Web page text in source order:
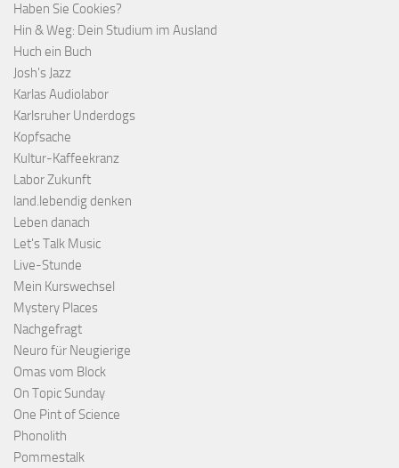
Haben Sie Cookies?
Hin & Weg: Dein Studium im Ausland
Huch ein Buch
Josh's Jazz
Karlas Audiolabor
Karlsruher Underdogs
Kopfsache
Kultur-Kaffeekranz
Labor Zukunft
land.lebendig denken
Leben danach
Let's Talk Music
Live-Stunde
Mein Kurswechsel
Mystery Places
Nachgefragt
Neuro für Neugierige
Omas vom Block
On Topic Sunday
One Pint of Science
Phonolith
Pommestalk